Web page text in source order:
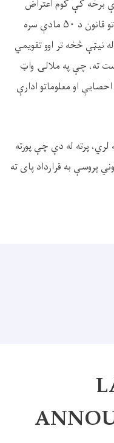
کې کوم اعتراض
قانون د ۵۰ مادې سره
نیټې څخه تر اوو تقویمي
ته، چې په ملالۍ واټ
او معلوماتو ادارې
پرته له دې چې پورته
پروسې به قرارداد پای ته